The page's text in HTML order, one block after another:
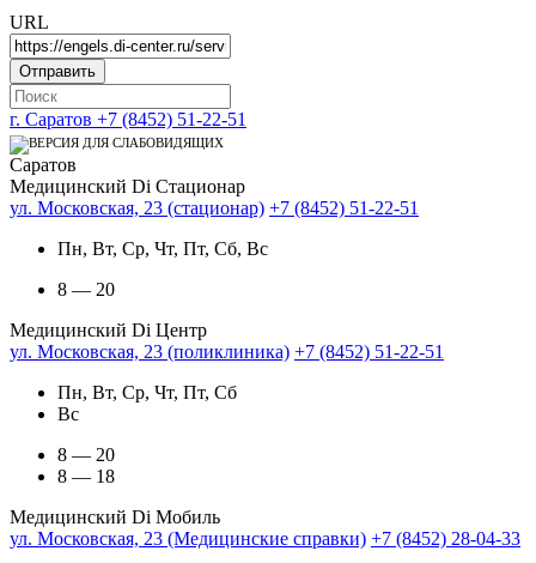
URL
г. Саратов +7 (8452) 51-22-51
Саратов
Медицинский Di Стационар
ул. Московская, 23 (стационар) +7 (8452) 51-22-51
Пн, Вт, Ср, Чт, Пт, Сб, Вс
8 — 20
Медицинский Di Центр
ул. Московская, 23 (поликлиника) +7 (8452) 51-22-51
Пн, Вт, Ср, Чт, Пт, Сб
Вс
8 — 20
8 — 18
Медицинский Di Мобиль
ул. Московская, 23 (Медицинские справки) +7 (8452) 28-04-33